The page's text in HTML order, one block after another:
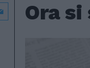
Ora